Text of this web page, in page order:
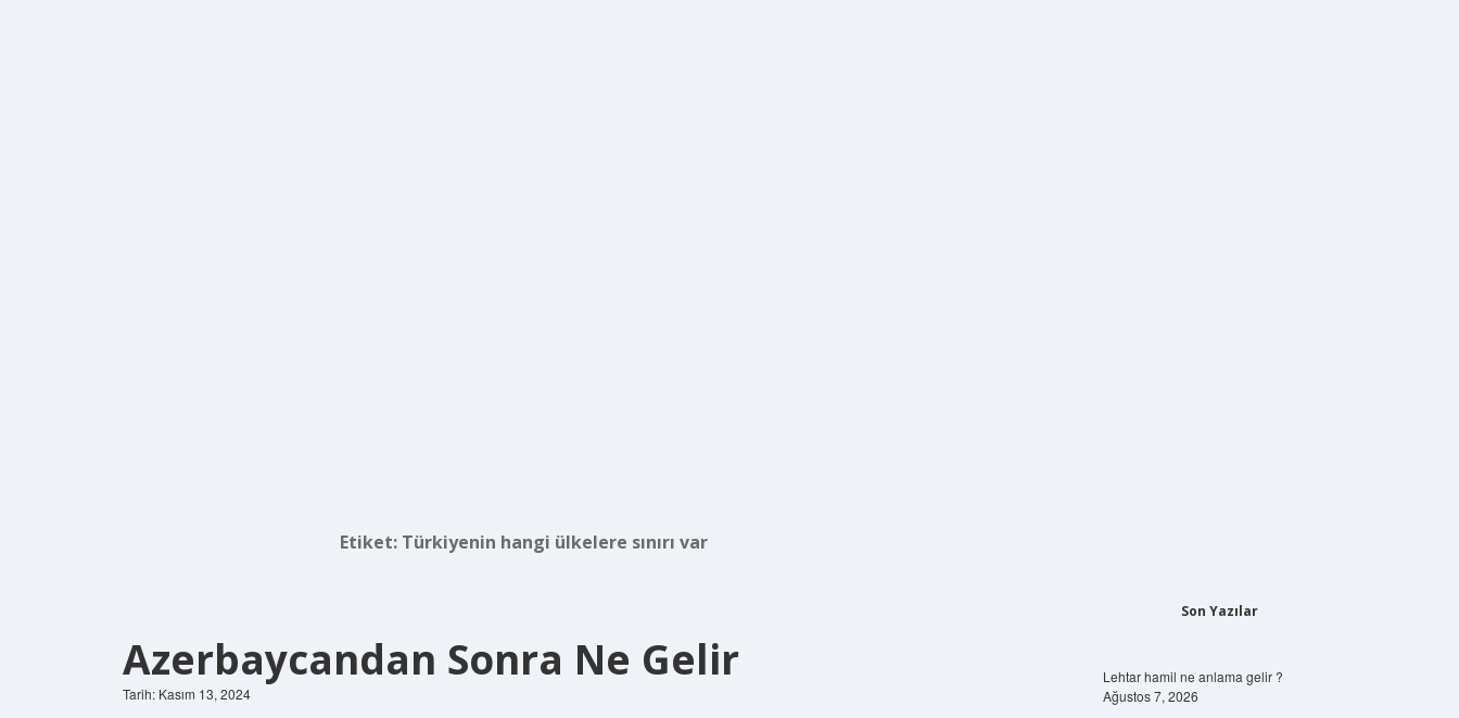
Etiket: Türkiyenin hangi ülkelere sınırı var
Azerbaycandan Sonra Ne Gelir
Tarih: Kasım 13, 2024
Son Yazılar
Lehtar hamil ne anlama gelir ?
Ağustos 7, 2026